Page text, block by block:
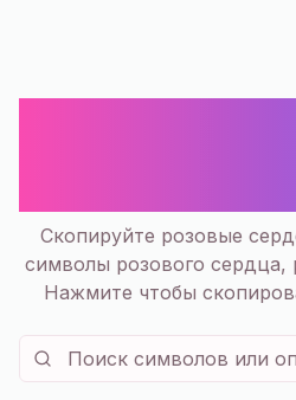
Скопируйте розовые
символы розового сердца,
Нажмите чтобы